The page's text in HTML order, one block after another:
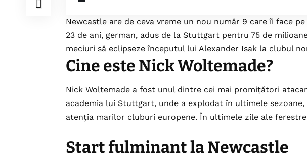
Newcastle are de ceva vreme un nou număr 9 care îi face
23 de ani, german, adus de la Stuttgart pentru 75 de
meciuri să eclipseze începutul lui Alexander Isak la clubul
Cine este Nick Woltemade?
Nick Woltemade a fost unul dintre cei mai promițători
academia lui Stuttgart, unde a explodat în ultimele
atenția marilor cluburi europene. În ultimele zile ale
Start fulminant la Newcastle